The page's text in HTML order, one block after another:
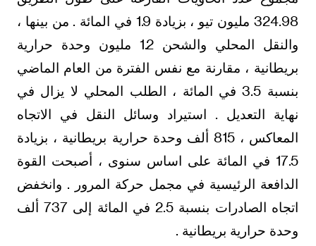
324.98 مليون تيو ، بزيادة 1.9 في المائة . من بينها ،
والنقل المحلي والشحن 1.2 مليون وحدة حرارية
بريطانية ، مقارنة مع نفس الفترة من العام الماضي
بنسبة 3.5 في المائة ، الطلب المحلي لا يزال في
نهاية التعديل . استيراد وسائل النقل في الاتجاه
المعاكس ، 815 ألف وحدة حرارية بريطانية ، بزيادة
17.5 في المائة على اساس سنوى ، أصبحت القوة
الدافعة الرئيسية في مجمل حركة المرور . وانخفض
اتجاه الصادرات بنسبة 2.5 في المائة إلى 737 ألف
وحدة حرارية بريطانية .